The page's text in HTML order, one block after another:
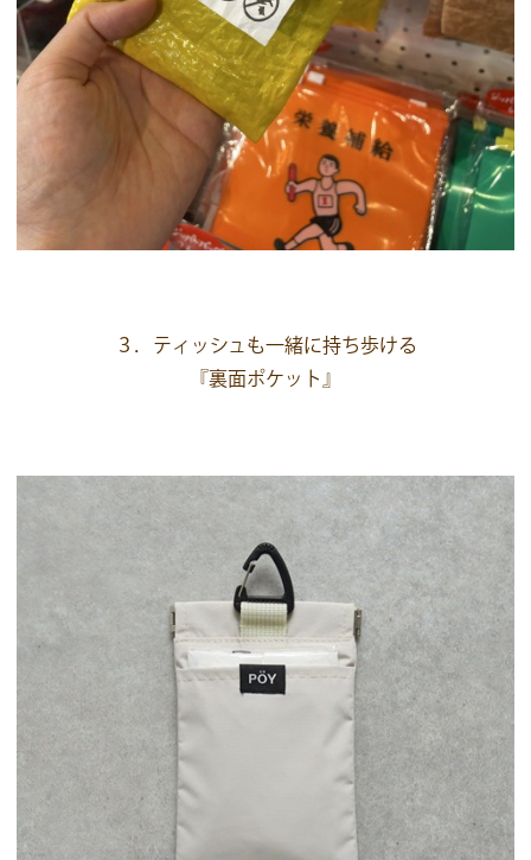
３．ティッシュも一緒に持ち歩ける
『裏面ポケット』